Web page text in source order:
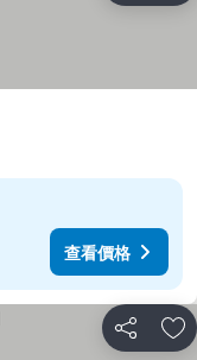
查看價格
分享 放